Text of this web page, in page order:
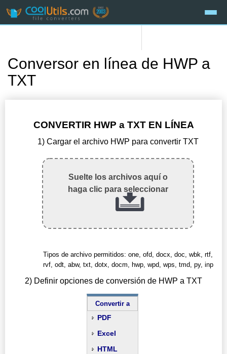
Conversor en línea de HWP a
TXT
CONVERTIR HWP a TXT EN LÍNEA
1) Cargar el archivo HWP para convertir TXT
Suelte los archivos aquí o
haga clic para seleccionar
Tipos de archivo permitidos: one, ofd, docx, doc, wbk, rtf,
rvf, odt, abw, txt, dotx, docm, hwp, wpd, wps, tmd, py, inp
2) Definir opciones de conversión de HWP a TXT
Convertir a
PDF
Excel
HTML